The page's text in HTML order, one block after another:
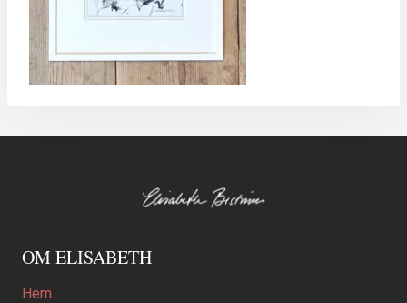
OM ELISABETH
Hem